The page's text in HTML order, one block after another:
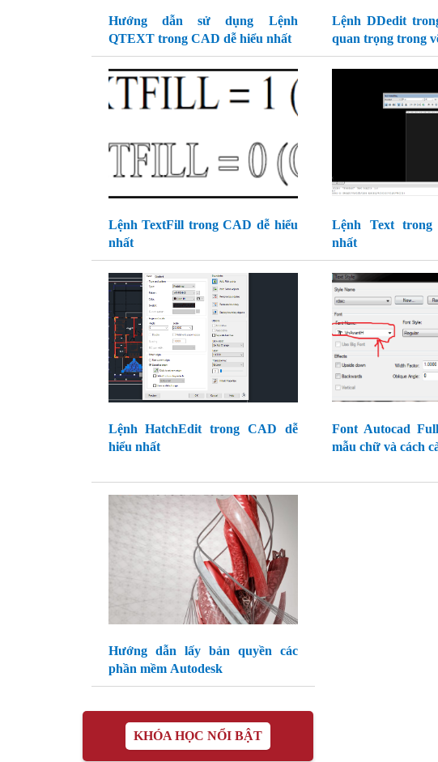
Hướng dẫn sử dụng Lệnh
QTEXT trong CAD dễ hiểu nhất
Lệnh DDedit
quan trọng trong
Lệnh TextFill trong CAD dễ hiểu
nhất
Lệnh Text
nhất
Lệnh HatchEdit trong CAD dễ
hiểu nhất
Font Autocad
mẫu chữ và cách
Hướng dẫn lấy bản quyền các
phần mềm Autodesk
KHÓA HỌC NỔI BẬT